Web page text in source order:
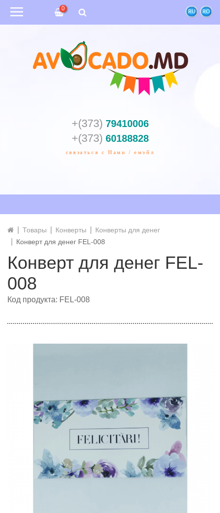
RU RO
0
+(373) 79410006
+(373) 60188828
связаться с Нами / емэйл
Товары Конверты
Конверты для денег
Конверт для денег FEL-008
Конверт для денег FEL-
008
Код продукта: FEL-008